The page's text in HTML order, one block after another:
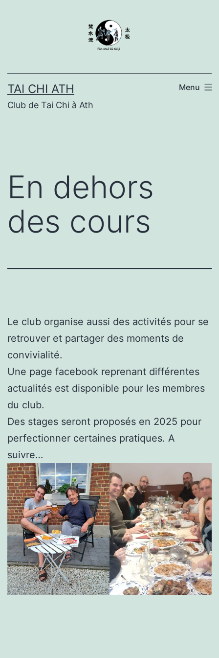
TAI CHI ATH
Club de Tai Chi à Ath
Menu
En dehors
des cours
Le club organise aussi des activités pour se
retrouver et partager des moments de
convivialité.
Une page facebook reprenant différentes
actualités est disponible pour les membres
du club.
Des stages seront proposés en 2025 pour
perfectionner certaines pratiques. A
suivre…